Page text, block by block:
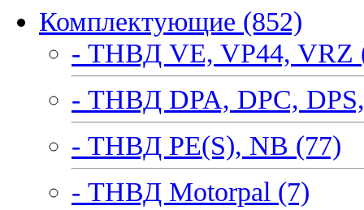
Комплектующие (852)
- ТНВД VE, VP44, VRZ
- ТНВД DPA, DPC,
- ТНВД PE(S), NB (77)
- ТНВД Motorpal (7)